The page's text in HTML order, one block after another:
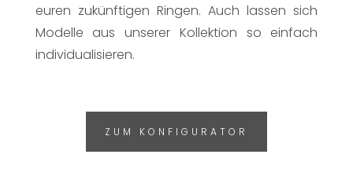
euren zukünftigen Ringen. Auch lassen sich
Modelle aus unserer Kollektion so einfach
individualisieren.
ZUM KONFIGURATOR